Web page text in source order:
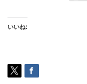
いいね: